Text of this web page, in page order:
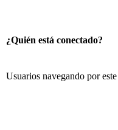
¿Quién está conectado?
Usuarios navegando por